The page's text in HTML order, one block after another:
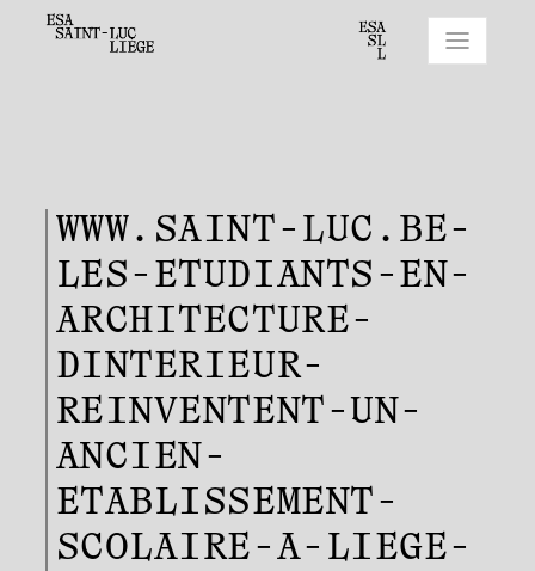
WWW.SAINT-LUC.BE-
LES-ETUDIANTS-EN-
ARCHITECTURE-
DINTERIEUR-
REINVENTENT-UN-
ANCIEN-
ETABLISSEMENT-
SCOLAIRE-A-LIEGE-